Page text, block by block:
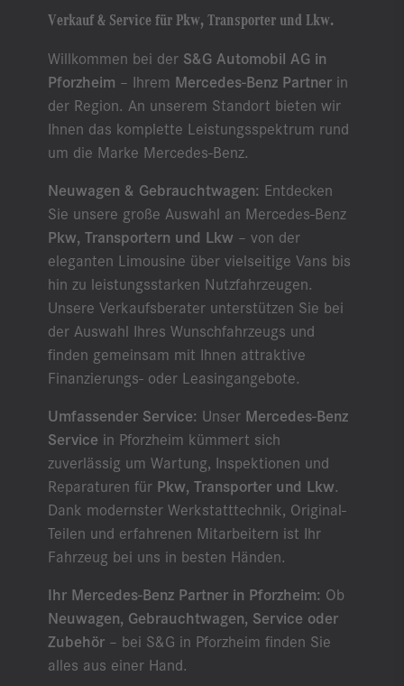
Verkauf & Service für Pkw, Transporter und Lkw.
Willkommen bei der S&G Automobil AG in
Pforzheim – Ihrem Mercedes-Benz Partnerin
der Region. An unserem Standort bieten wir
Ihnen das komplette Leistungsspektrum rund
um die Marke Mercedes-Benz.
Neuwagen & Gebrauchtwagen: Entdecken
Sie unsere große Auswahl an Mercedes-Benz
Pkw, Transportern und Lkw – von der
eleganten Limousine über vielseitige Vans bis
hin zu leistungsstarken Nutzfahrzeugen.
Unsere Verkaufsberater unterstützen Sie bei
der Auswahl Ihres Wunschfahrzeugs und
finden gemeinsam mit Ihnen attraktive
Finanzierungs- oder Leasingangebote.
Umfassender Service: Unser Mercedes-Benz
Service in Pforzheim kümmert sich
zuverlässig um Wartung, Inspektionen und
Reparaturen für Pkw, Transporter und Lkw.
Dank modernster Werkstatttechnik, Original-
Teilen und erfahrenen Mitarbeitern ist Ihr
Fahrzeug bei uns in besten Händen.
Ihr Mercedes-Benz Partner in Pforzheim: Ob
Neuwagen, Gebrauchtwagen, Service oder
Zubehör– bei S&G in Pforzheim finden Sie
alles aus einer Hand.